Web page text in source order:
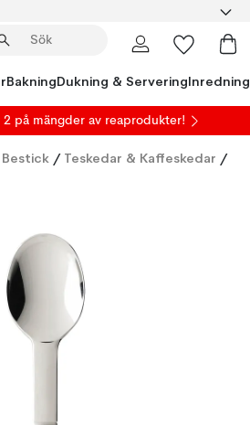
BakningDukning & ServeringInredning
2 på mängder av reaprodukter!
Bestick / Teskedar & Kaffeskedar /